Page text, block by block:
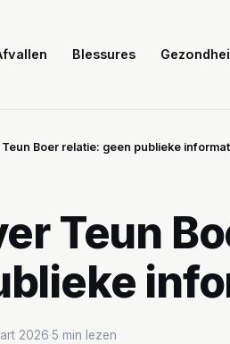
Blessures
Boer relatie: geen publieke
Teun
2026·5 min lezen